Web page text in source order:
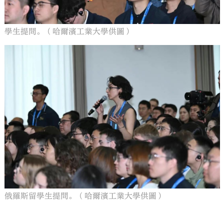
學生提問。（哈爾濱工業大學供圖）
俄羅斯留學生提問。（哈爾濱工業大學供圖）